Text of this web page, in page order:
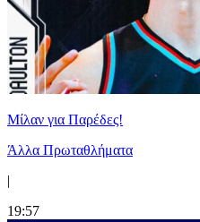
Μίλαν για Παρέδες!
Άλλα Πρωταθλήματα
|
19:57